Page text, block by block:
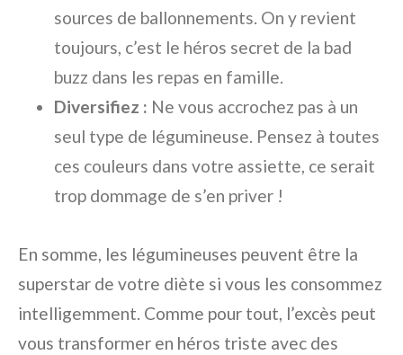
sources de ballonnements. On y revient
toujours, c’est le héros secret de la bad
buzz dans les repas en famille.
Diversifiez : Ne vous accrochez pas à un
seul type de légumineuse. Pensez à toutes
ces couleurs dans votre assiette, ce serait
trop dommage de s’en priver !
En somme, les légumineuses peuvent être la
superstar de votre diète si vous les consommez
intelligemment. Comme pour tout, l’excès peut
vous transformer en héros triste avec des